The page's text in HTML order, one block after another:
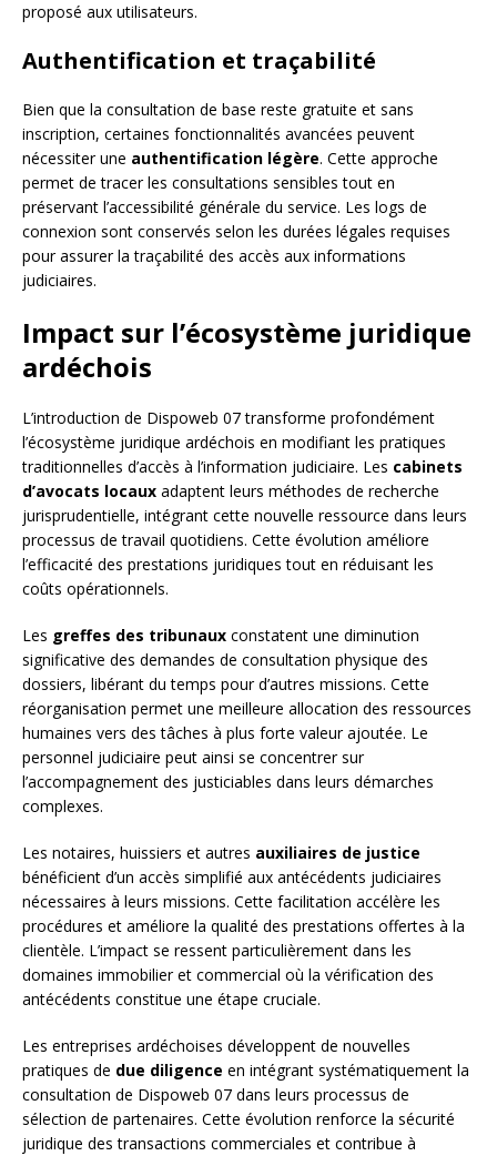
proposé aux utilisateurs.
Authentification et traçabilité
Bien que la consultation de base reste gratuite et sans
inscription, certaines fonctionnalités avancées peuvent
nécessiter une authentification légère. Cette approche
permet de tracer les consultations sensibles tout en
préservant l’accessibilité générale du service. Les logs de
connexion sont conservés selon les durées légales requises
pour assurer la traçabilité des accès aux informations
judiciaires.
Impact sur l’écosystème juridique
ardéchois
L’introduction de Dispoweb 07 transforme profondément
l’écosystème juridique ardéchois en modifiant les pratiques
traditionnelles d’accès à l’information judiciaire. Les cabinets
d’avocats locaux adaptent leurs méthodes de recherche
jurisprudentielle, intégrant cette nouvelle ressource dans leurs
processus de travail quotidiens. Cette évolution améliore
l’efficacité des prestations juridiques tout en réduisant les
coûts opérationnels.
Les greffes des tribunaux constatent une diminution
significative des demandes de consultation physique des
dossiers, libérant du temps pour d’autres missions. Cette
réorganisation permet une meilleure allocation des ressources
humaines vers des tâches à plus forte valeur ajoutée. Le
personnel judiciaire peut ainsi se concentrer sur
l’accompagnement des justiciables dans leurs démarches
complexes.
Les notaires, huissiers et autres auxiliaires de justice
bénéficient d’un accès simplifié aux antécédents judiciaires
nécessaires à leurs missions. Cette facilitation accélère les
procédures et améliore la qualité des prestations offertes à la
clientèle. L’impact se ressent particulièrement dans les
domaines immobilier et commercial où la vérification des
antécédents constitue une étape cruciale.
Les entreprises ardéchoises développent de nouvelles
pratiques de due diligence en intégrant systématiquement la
consultation de Dispoweb 07 dans leurs processus de
sélection de partenaires. Cette évolution renforce la sécurité
juridique des transactions commerciales et contribue à